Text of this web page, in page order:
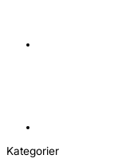
Kategorier